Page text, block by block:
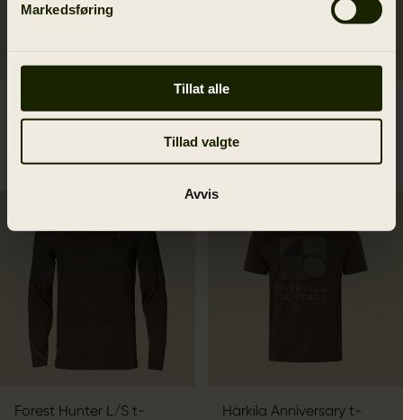
Markedsføring
Tillat alle
Tillad valgte
Avvis
Härkila graphic t-shirt 2-
pack
Spar 26.98 EUR
2colors
39.95 EUR
Forest Hunter L/S t-
Härkila Anniversary t-